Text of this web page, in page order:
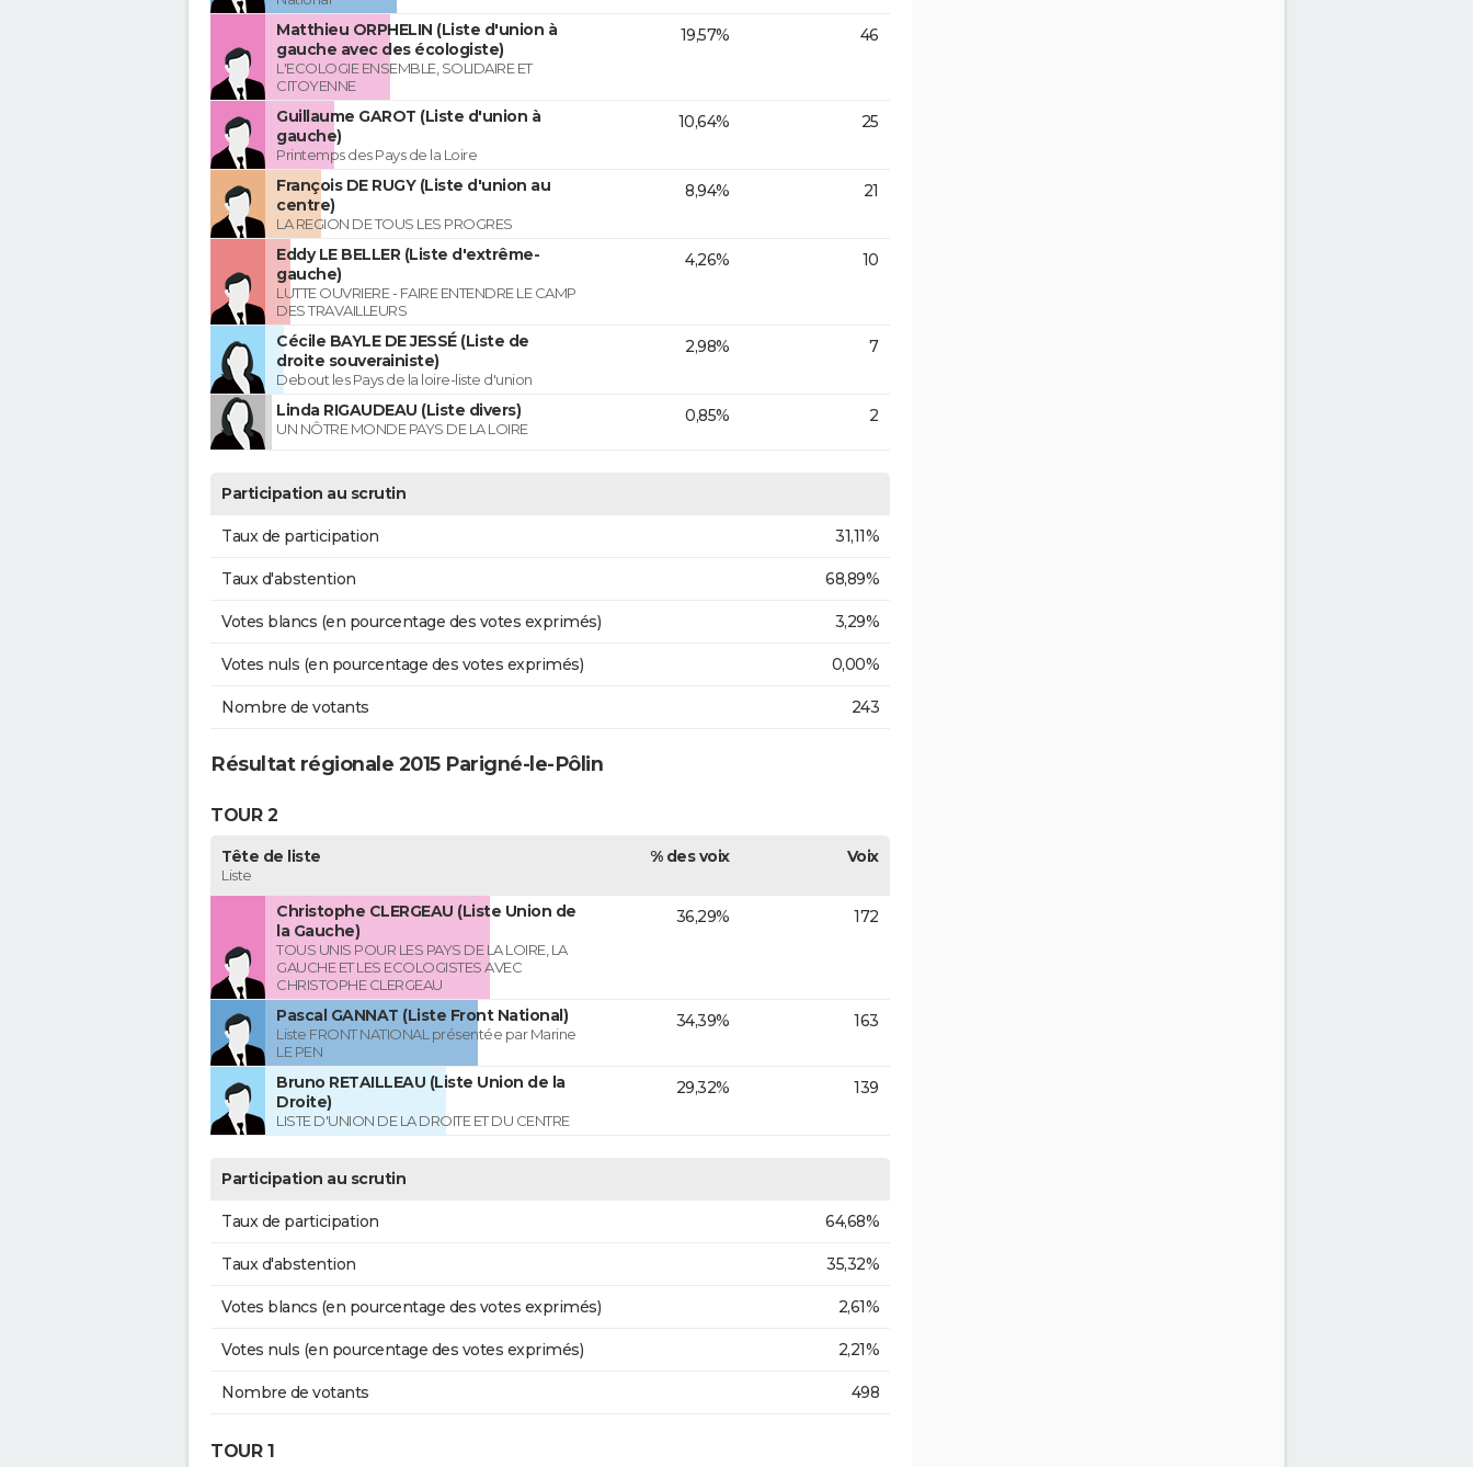
Matthieu ORPHELIN (Liste d'union à
gauche avec des écologiste)
L'ECOLOGIE ENSEMBLE, SOLIDAIRE ET
CITOYENNE
19,57% 46
Guillaume GAROT (Liste d'union à
gauche)
Printemps des Pays de la Loire
10,64% 25
François DE RUGY (Liste d'union au
centre)
LA REGION DE TOUS LES PROGRES
8,94% 21
Eddy LE BELLER (Liste d'extrême-
gauche)
LUTTE OUVRIERE - FAIRE ENTENDRE LE CAMP
DES TRAVAILLEURS
4,26% 10
Cécile BAYLE DE JESSÉ (Liste de
droite souverainiste)
Debout les Pays de la loire-liste d'union
2,98% 7
Linda RIGAUDEAU (Liste divers)
UN NÔTRE MONDE PAYS DE LA LOIRE
0,85% 2
Participation au scrutin
Taux de participation 31,11%
Taux d'abstention 68,89%
Votes blancs (en pourcentage des votes exprimés) 3,29%
Votes nuls (en pourcentage des votes exprimés) 0,00%
Nombre de votants 243
Résultat régionale 2015 Parigné-le-Pôlin
TOUR 2
Tête de liste
Liste
% des voix Voix
Christophe CLERGEAU (Liste Union de
la Gauche)
TOUS UNIS POUR LES PAYS DE LA LOIRE, LA
GAUCHE ET LES ECOLOGISTES AVEC
CHRISTOPHE CLERGEAU
36,29% 172
Pascal GANNAT (Liste Front National)
Liste FRONT NATIONAL présentée par Marine
LE PEN
34,39% 163
Bruno RETAILLEAU (Liste Union de la
Droite)
LISTE D'UNION DE LA DROITE ET DU CENTRE
29,32% 139
Participation au scrutin
Taux de participation 64,68%
Taux d'abstention 35,32%
Votes blancs (en pourcentage des votes exprimés) 2,61%
Votes nuls (en pourcentage des votes exprimés) 2,21%
Nombre de votants 498
TOUR 1